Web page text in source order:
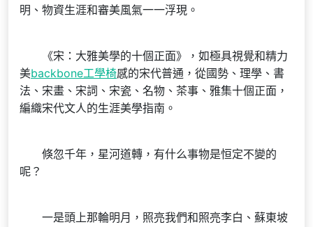
明、物資生涯和審美風氣一一浮現。
《宋：大雅美學的十個正面》，如極具視覺和精力
美backbone工學椅感的宋代普通，從國勢、理學、書
法、宋畫、宋詞、宋瓷、名物、茶事、雅集十個正面，
編織宋代文人的生涯美學指南。
倏忽千年，星河道轉，有什么事物是恒定不變的
呢？
一是頭上那輪明月，照亮我們和照亮李白、蘇東坡